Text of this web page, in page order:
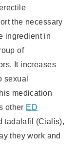
the necessary
ingredient in
of
It increases
sexual
medication
other ED
tadalafil (Cialis),
they work and